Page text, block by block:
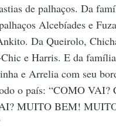
de palhaços. Da
Alcebíades e
Da Queirolo,
e Harris. E da
e Arrelia com seu
o país: “COMO VAI?
MUITO BEM!